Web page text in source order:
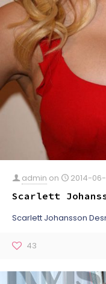
admin on 2014-06-
Scarlett
Scarlett Johansson
43